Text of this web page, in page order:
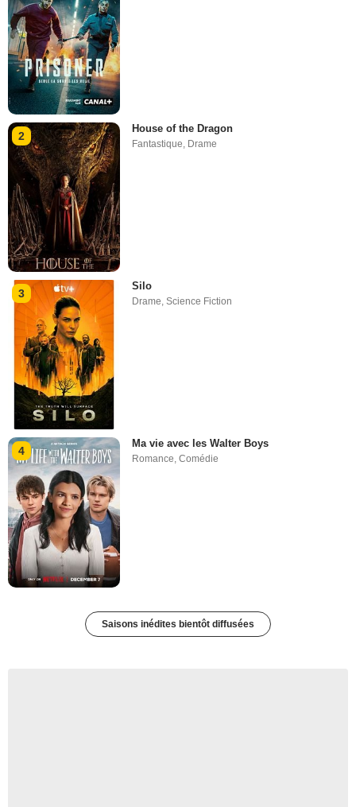
2
House of the Dragon
Fantastique, Drame
3
Silo
Drame,Science Fiction
4
Ma vie avec les Walter Boys
Romance,Comédie
Saisons inédites bientôt diffusées